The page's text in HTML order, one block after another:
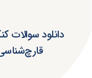
قارچ‌شناسی